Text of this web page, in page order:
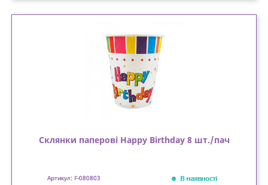
Склянки паперові Happy Birthday 8 шт./пач
Артикул: F-080803 В наявності